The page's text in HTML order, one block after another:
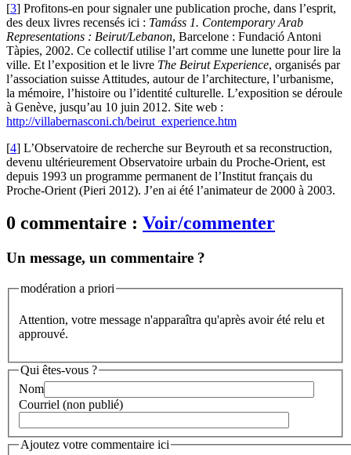
[3] Profitons-en pour signaler une publication proche, dans l’esprit,
des deux livres recensés ici : Tamáss 1. Contemporary Arab
Representations : Beirut/Lebanon, Barcelone : Fundació Antoni
Tàpies, 2002. Ce collectif utilise l’art comme une lunette pour lire la
ville. Et l’exposition et le livre The Beirut Experience, organisés par
l’association suisse Attitudes, autour de l’architecture, l’urbanisme,
la mémoire, l’histoire ou l’identité culturelle. L’exposition se déroule
à Genève, jusqu’au 10 juin 2012. Site web :
http://villabernasconi.ch/beirut_experience.htm
[4] L’Observatoire de recherche sur Beyrouth et sa reconstruction,
devenu ultérieurement Observatoire urbain du Proche-Orient, est
depuis 1993 un programme permanent de l’Institut français du
Proche-Orient (Pieri 2012). J’en ai été l’animateur de 2000 à 2003.
0 commentaire : Voir/commenter
Un message, un commentaire ?
modération a priori
Attention, votre message n'apparaîtra qu'après avoir été relu et
approuvé.
Qui êtes-vous ?
Nom
Courriel (non publié)
Ajoutez votre commentaire ici